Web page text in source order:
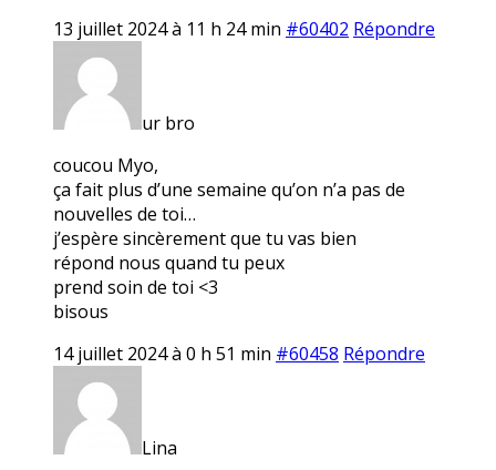
13 juillet 2024 à 11 h 24 min #60402 Répondre
ur bro
coucou Myo,
ça fait plus d’une semaine qu’on n’a pas de
nouvelles de toi…
j’espère sincèrement que tu vas bien
répond nous quand tu peux
prend soin de toi <3
bisous
14 juillet 2024 à 0 h 51 min #60458 Répondre
Lina